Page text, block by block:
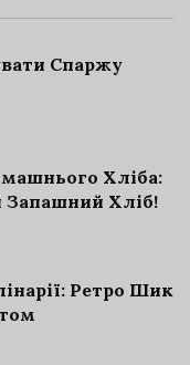
Спаржу
Хліба:
Запашний Хліб!
Ретро Шик